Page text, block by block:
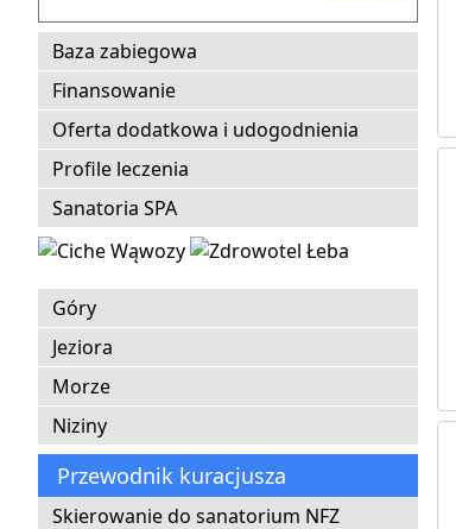
Baza zabiegowa
Finansowanie
Oferta dodatkowa i udogodnienia
Profile leczenia
Sanatoria SPA
Góry
Jeziora
Morze
Niziny
Przewodnik kuracjusza
Skierowanie do sanatorium NFZ